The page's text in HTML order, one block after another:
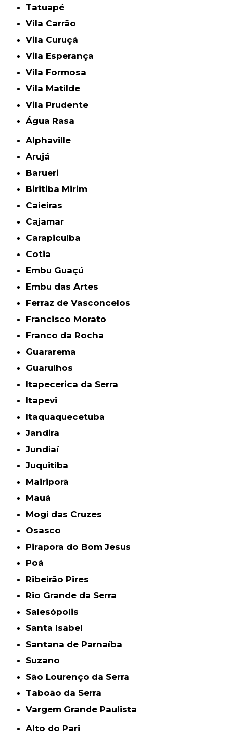
Tatuapé
Vila Carrão
Vila Curuçá
Vila Esperança
Vila Formosa
Vila Matilde
Vila Prudente
Água Rasa
Alphaville
Arujá
Barueri
Biritiba Mirim
Caieiras
Cajamar
Carapicuíba
Cotia
Embu Guaçú
Embu das Artes
Ferraz de Vasconcelos
Francisco Morato
Franco da Rocha
Guararema
Guarulhos
Itapecerica da Serra
Itapevi
Itaquaquecetuba
Jandira
Jundiaí
Juquitiba
Mairiporã
Mauá
Mogi das Cruzes
Osasco
Pirapora do Bom Jesus
Poá
Ribeirão Pires
Rio Grande da Serra
Salesópolis
Santa Isabel
Santana de Parnaíba
Suzano
São Lourenço da Serra
Taboão da Serra
Vargem Grande Paulista
Alto do Pari